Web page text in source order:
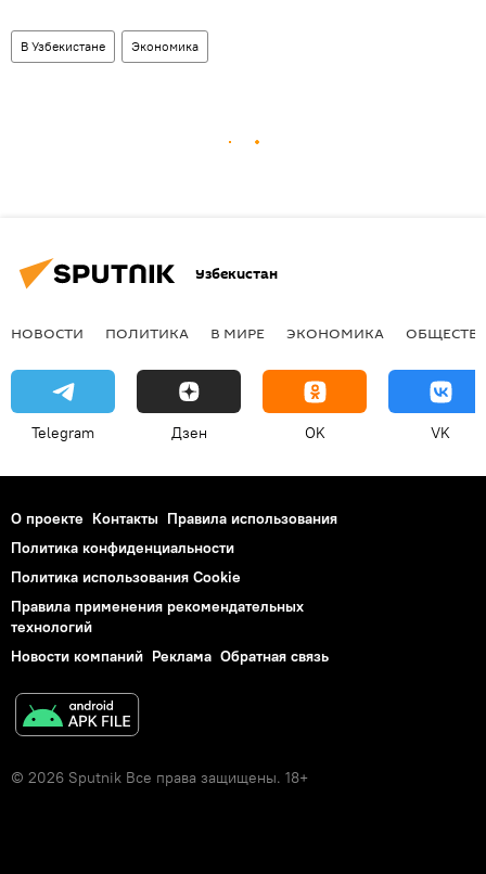
В Узбекистане Экономика
Узбекистан
НОВОСТИ ПОЛИТИКА В МИРЕ ЭКОНОМИКА
Telegram Дзен OK VK
О проекте Контакты Правила использования
Политика конфиденциальности
Политика использования Cookie
Правила применения рекомендательных
технологий
Новости компаний Реклама Обратная связь
© 2026 Sputnik Все права защищены. 18+